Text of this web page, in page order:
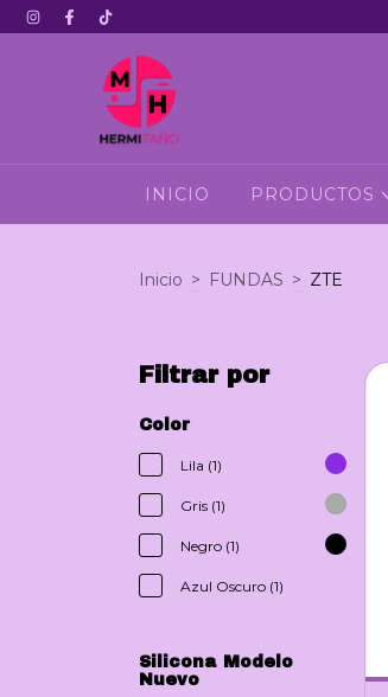
Hola 3
INICIO PRODUCTOS
Inicio > FUNDAS > ZTE
Filtrar por
Color
Lila (1)
Gris (1)
Negro (1)
Azul Oscuro (1)
Silicona Modelo
Nuevo